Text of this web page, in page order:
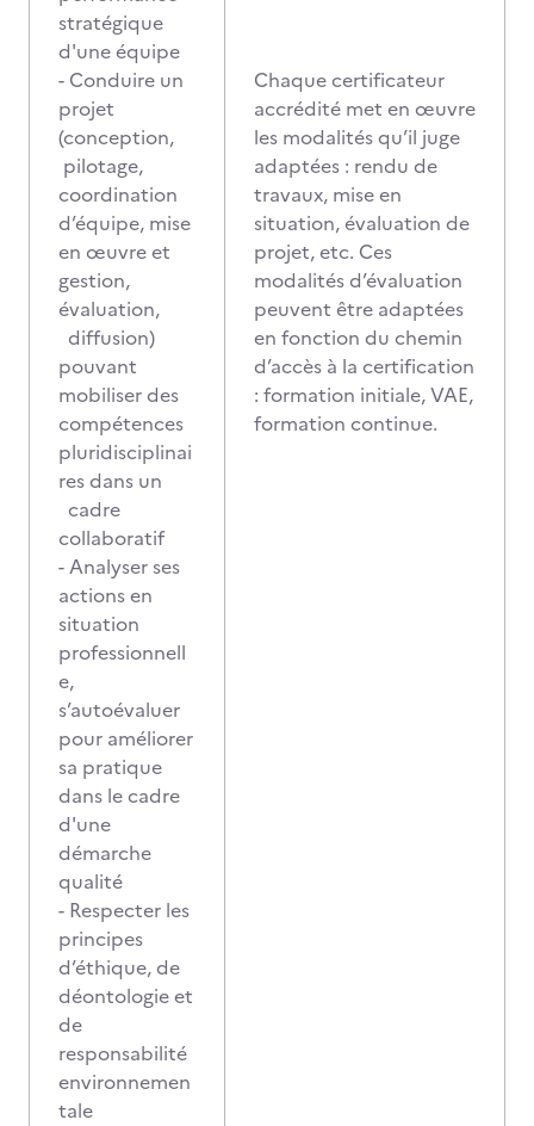
stratégique
d'une équipe
- Conduire un
projet
(conception,
pilotage,
coordination
d’équipe, mise
en œuvre et
gestion,
évaluation,
diffusion)
pouvant
mobiliser des
compétences
pluridisciplinai
res dans un
cadre
collaboratif
- Analyser ses
actions en
situation
professionnell
e,
s’autoévaluer
pour améliorer
sa pratique
dans le cadre
d'une
démarche
qualité
- Respecter les
principes
d’éthique, de
déontologie et
de
responsabilité
environnemen
tale
Chaque certificateur
accrédité met en œuvre
les modalités qu’il juge
adaptées : rendu de
travaux, mise en
situation, évaluation de
projet, etc. Ces
modalités d’évaluation
peuvent être adaptées
en fonction du chemin
d’accès à la certification
: formation initiale, VAE,
formation continue.